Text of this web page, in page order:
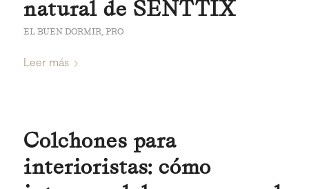
natural de SENTTIX
EL BUEN DORMIR,PRO
Leer más
Colchones para
interioristas: cómo